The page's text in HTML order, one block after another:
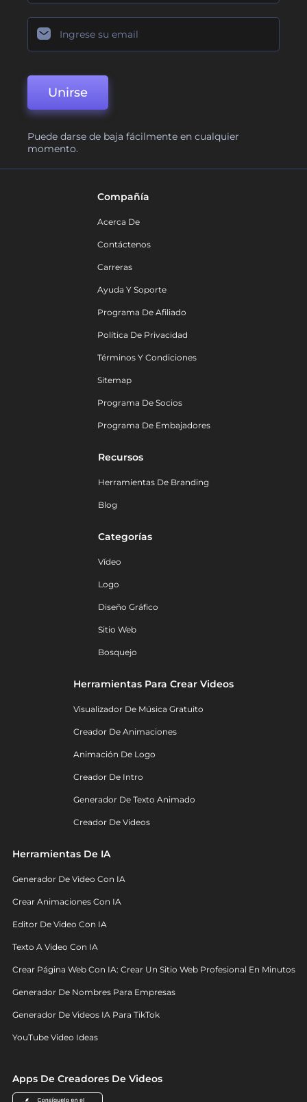
Unirse
Puede darse de baja fácilmente en cualquier
momento.
Compañía
Acerca De
Contáctenos
Carreras
Ayuda Y Soporte
Programa De Afiliado
Política De Privacidad
Términos Y Condiciones
Sitemap
Programa De Socios
Programa De Embajadores
Recursos
Herramientas De Branding
Blog
Categorías
Vídeo
Logo
Diseño Gráfico
Sitio Web
Bosquejo
Herramientas Para Crear Videos
Visualizador De Música Gratuito
Creador De Animaciones
Animación De Logo
Creador De Intro
Generador De Texto Animado
Creador De Videos
Herramientas De IA
Generador De Video Con IA
Crear Animaciones Con IA
Editor De Video Con IA
Texto A Video Con IA
Crear Página Web Con IA: Crear Un Sitio Web Profesional En Minutos
Generador De Nombres Para Empresas
Generador De Videos IA Para TikTok
YouTube Video Ideas
Apps De Creadores De Videos